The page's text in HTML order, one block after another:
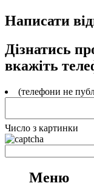
Написати
Дізнатись
вкажіть
(телефони не
Число з картинки
Меню